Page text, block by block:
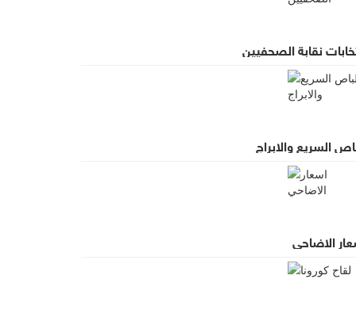
نقابة الصحفيين
السريع والابراج
الاضاحي